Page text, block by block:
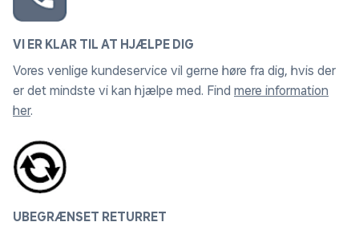
VI ER KLAR TIL AT HJÆLPE DIG
Vores venlige kundeservice vil gerne høre fra dig, hvis der
er det mindste vi kan hjælpe med. Find mere information
her.
UBEGRÆNSET RETURRET